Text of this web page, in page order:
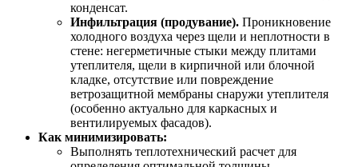
конденсат.
Инфильтрация (продувание). Проникновение
холодного воздуха через щели и неплотности в
стене: негерметичные стыки между плитами
утеплителя, щели в кирпичной или блочной
кладке, отсутствие или повреждение
ветрозащитной мембраны снаружи утеплителя
(особенно актуально для каркасных и
вентилируемых фасадов).
Как минимизировать:
Выполнять теплотехнический расчет для